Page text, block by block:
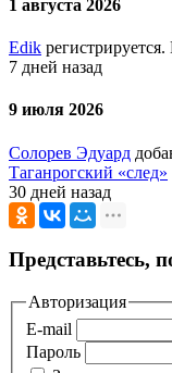
1 августа 2026
Edik
7 дней назад
9 июля 2026
Солорев Эдуард
Таганрогский «след»
30 дней назад
Представьтесь,
Авторизация
E-mail
Пароль